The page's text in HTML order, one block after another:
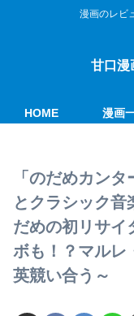
漫画のレビ
甘口漫
HOME 漫画
「のだめカン
とクラシック音
だめの初リサイ
ボも！？マルレ
英競い合う～